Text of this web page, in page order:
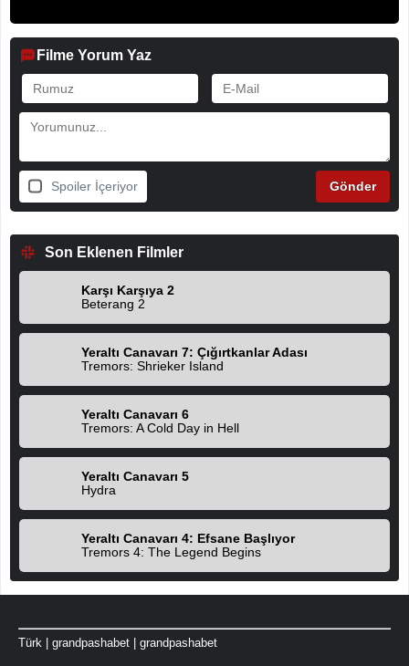
Filme Yorum Yaz
Spoiler İçeriyor
Son Eklenen Filmler
Karşı Karşıya 2
Beterang 2
Yeraltı Canavarı 7: Çığırtkanlar Adası
Tremors: Shrieker Island
Yeraltı Canavarı 6
Tremors: A Cold Day in Hell
Yeraltı Canavarı 5
Hydra
Yeraltı Canavarı 4: Efsane Başlıyor
Tremors 4: The Legend Begins
Türk | grandpashabet | grandpashabet